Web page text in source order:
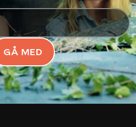
GÅ MED